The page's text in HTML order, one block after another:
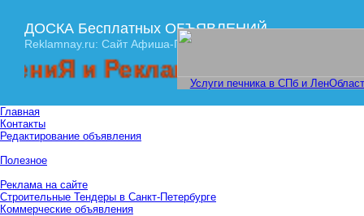
ДОСКА Бесплатных ОБЪЯВЛЕНИЙ
Reklamnay.ru: Сайт Афиша-ПРАЙМ
и Рекламы! Спешите
Услуги печника в СПб и
Главная
Контакты
Редактирование объявления
Полезное
Реклама на сайте
Строительные Тендеры в Санкт-Петербурге
Коммерческие объявления